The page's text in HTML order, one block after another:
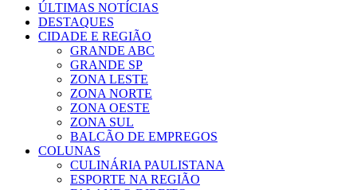
ÚLTIMAS NOTÍCIAS
DESTAQUES
CIDADE E REGIÃO
GRANDE ABC
GRANDE SP
ZONA LESTE
ZONA NORTE
ZONA OESTE
ZONA SUL
BALCÃO DE EMPREGOS
COLUNAS
CULINÁRIA PAULISTANA
ESPORTE NA REGIÃO